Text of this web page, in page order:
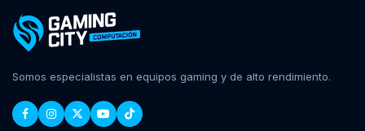
Somos especialistas en equipos gaming y de alto rendimiento.